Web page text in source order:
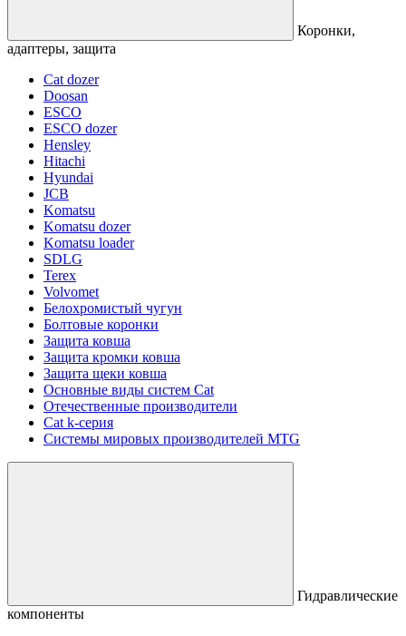
Коронки,
адаптеры, защита
Cat dozer
Doosan
ESCO
ESCO dozer
Hensley
Hitachi
Hyundai
JCB
Komatsu
Komatsu dozer
Komatsu loader
SDLG
Terex
Volvomet
Белохромистый чугун
Болтовые коронки
Защита ковша
Защита кромки ковша
Защита щеки ковша
Основные виды систем Cat
Отечественные производители
Сat k-серия
Системы мировых производителей MTG
Гидравлические
компоненты